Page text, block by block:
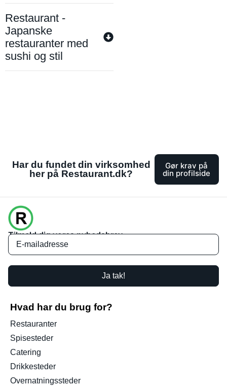
Restaurant -
Japanske
restauranter med
sushi og stil
Har du fundet din virksomhed
her på Restaurant.dk?
Gør krav på
din profilside
Tilmeld dig vores nyhedsbrev
Ja tak!
Hvad har du brug for?
Restauranter
Spisesteder
Catering
Drikkesteder
Overnatningssteder